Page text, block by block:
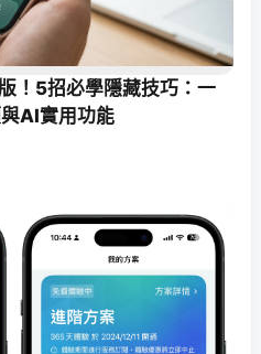
！5招必學隱藏技巧：一
AI實用功能